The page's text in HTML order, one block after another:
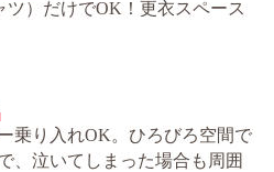
）だけでOK！更衣スペース
乗り入れOK。ひろびろ空間で
、泣いてしまった場合も周囲